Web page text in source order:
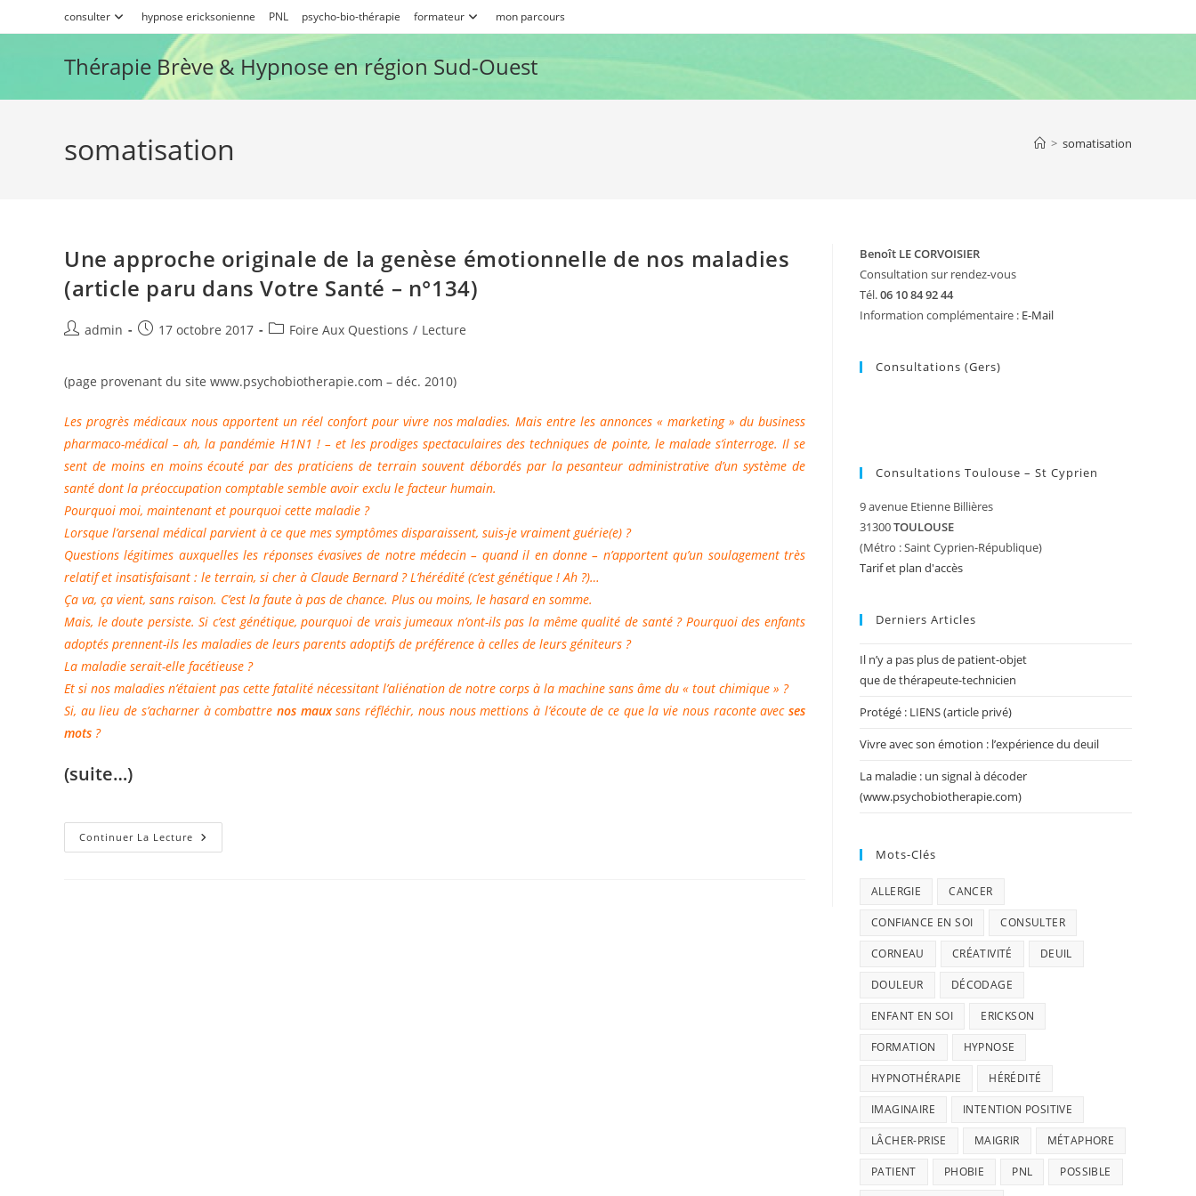
to
consulter hypnose ericksonienne PNL psycho-bio-thérapie formateur mon parcours
Thérapie Brève & Hypnose en région Sud-Ouest
somatisation > somatisation
Une approche originale de la genèse émotionnelle de nos maladies
(article paru dans Votre Santé – n°134)
Auteur/autrice
publication :
admin
Publication
17 octobre 2017
PostFoire Aux Questions / Lecture
(page provenant du site www.psychobiotherapie.com – déc. 2010)
Les progrès médicaux nous apportent un réel confort pour vivre nos maladies. Mais entre les annonces « marketing » du business
pharmaco-médical – ah, la pandémie H1N1 ! – et les prodiges spectaculaires des techniques de pointe, le malade s’interroge. Il se
sent de moins en moins écouté par des praticiens de terrain souvent débordés par la pesanteur administrative d’un système de
santé dont la préoccupation comptable semble avoir exclu le facteur humain.
Pourquoi moi, maintenant et pourquoi cette maladie ?
Lorsque l’arsenal médical parvient à ce que mes symptômes disparaissent, suis-je vraiment guérie(e) ?
Questions légitimes auxquelles les réponses évasives de notre médecin – quand il en donne – n’apportent qu’un soulagement très
relatif et insatisfaisant : le terrain, si cher à Claude Bernard ? L’hérédité (c’est génétique ! Ah ?)…
Ça va, ça vient, sans raison. C’est la faute à pas de chance. Plus ou moins, le hasard en somme.
Mais, le doute persiste. Si c’est génétique, pourquoi de vrais jumeaux n’ont-ils pas la même qualité de santé ? Pourquoi des enfants
adoptés prennent-ils les maladies de leurs parents adoptifs de préférence à celles de leurs géniteurs ?
La maladie serait-elle facétieuse ?
Et si nos maladies n’étaient pas cette fatalité nécessitant l’aliénation de notre corps à la machine sans âme du « tout chimique » ?
Si, au lieu de s’acharner à combattre nos mauxsans réfléchir, nous nous mettions à l’écoute de ce que la vie nous raconte avecses
mots ?
(suite…)
Continuer La Lecture Une
Approche
Benoît LE CORVOISIER
Consultation sur rendez-vous
Tél.06 10 84 92 44
Information complémentaire : E-Mail
Consultations (Gers)
Consultations Toulouse – St Cyprien
9 avenue Etienne Billières
31300TOULOUSE
(Métro : Saint Cyprien-République)
Tarif et plan d'accès
Derniers Articles
Il n’y a pas plus de patient-objet
que de thérapeute-technicien
Protégé : LIENS (article privé)
Vivre avec son émotion : l’expérience du deuil
La maladie : un signal à décoder
(www.psychobiotherapie.com)
Mots-Clés
ALLERGIE CANCER
CONFIANCE EN SOI CONSULTER
CORNEAU CRÉATIVITÉ DEUIL
DOULEUR DÉCODAGE
ENFANT EN SOI ERICKSON
FORMATION HYPNOSE
HYPNOTHÉRAPIE HÉRÉDITÉ
IMAGINAIRE INTENTION POSITIVE
LÂCHER-PRISE MAIGRIR MÉTAPHORE
PATIENT PHOBIE PNL POSSIBLE